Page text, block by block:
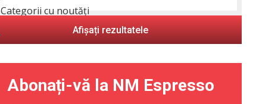
Categorii cu noutăți
Afișați rezultatele
Abonați-vă la NM Espresso